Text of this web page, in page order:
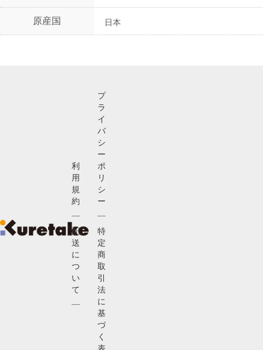
原産国 日本
利
用
規
約
配
送
に
つ
い
て
プ
ラ
イ
バ
シ
ー
ポ
リ
シ
ー
特
定
商
取
引
法
に
基
づ
く